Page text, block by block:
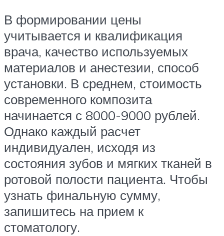
В формировании цены
учитывается и квалификация
врача, качество используемых
материалов и анестезии, способ
установки. В среднем, стоимость
современного композита
начинается с 8000-9000 рублей.
Однако каждый расчет
индивидуален, исходя из
состояния зубов и мягких тканей в
ротовой полости пациента. Чтобы
узнать финальную сумму,
запишитесь на прием к
стоматологу.